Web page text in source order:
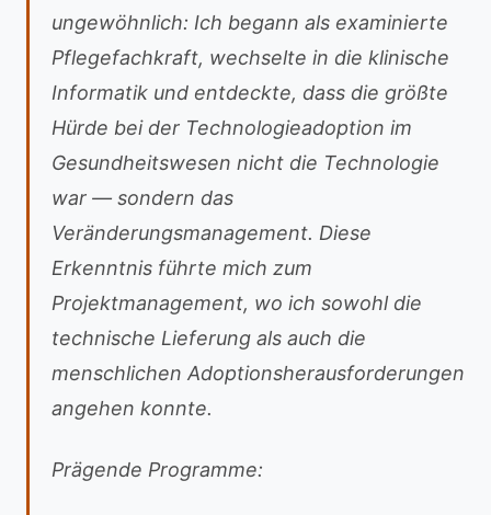
ungewöhnlich: Ich begann als examinierte
Pflegefachkraft, wechselte in die klinische
Informatik und entdeckte, dass die größte
Hürde bei der Technologieadoption im
Gesundheitswesen nicht die Technologie
war — sondern das
Veränderungsmanagement. Diese
Erkenntnis führte mich zum
Projektmanagement, wo ich sowohl die
technische Lieferung als auch die
menschlichen Adoptionsherausforderungen
angehen konnte.
Prägende Programme: